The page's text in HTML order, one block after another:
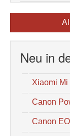
Neu in
Xiaomi Mi
Canon
Canon